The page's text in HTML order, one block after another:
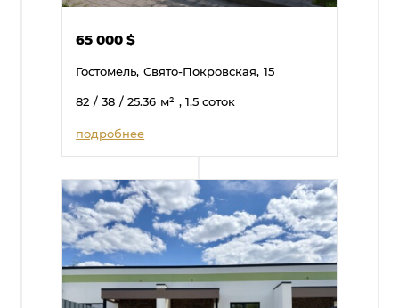
65 000$
Гостомель, Свято-Покровская, 15
82 / 38 / 25.36 м² , 1.5 соток
подробнее